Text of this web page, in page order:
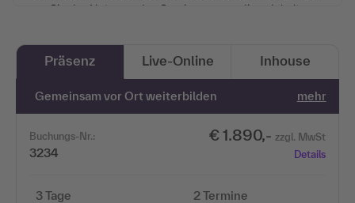
Sie der Nutzung des Service zu, um diese Inhalte
Mehr Informationen
Akzeptieren
Präsenz Live-Online Inhouse
Gemeinsam vor Ort weiterbilden mehr
Buchungs-Nr.:
3234
€ 1.890,- zzgl. MwSt
Details
3 Tage
2 Termine